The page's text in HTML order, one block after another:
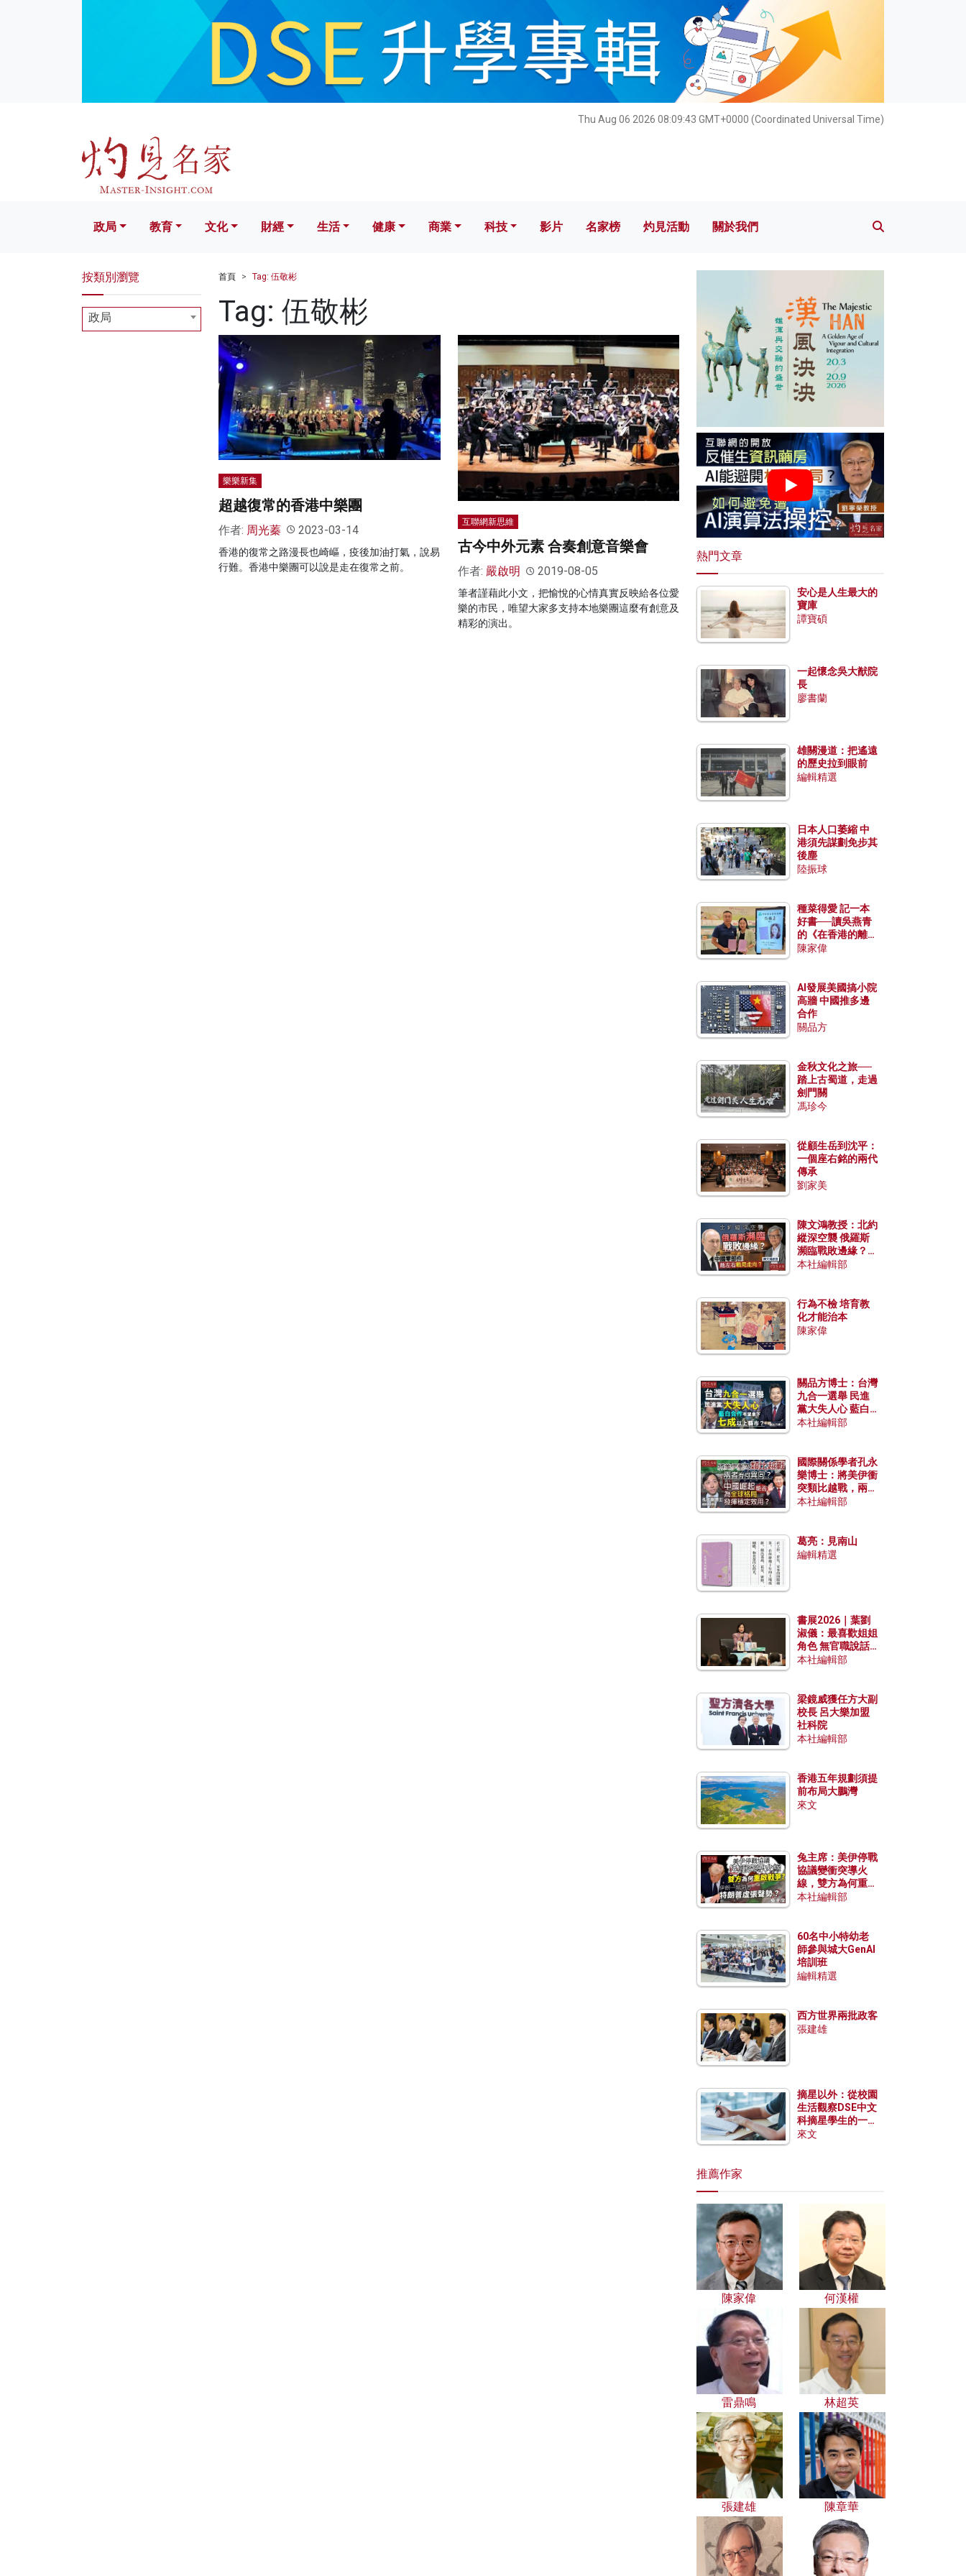
Thu Aug 06 2026 08:09:44 GMT+0000 (Coordinated Universal Time)
文化 財經 生活 健康 科技 影片 名家榜 灼見活動 關於我們
政局 教育 文化 財經 生活 健康 商業 科技 影片 名家榜 灼見活動 關於我們
首頁 Tag: 伍敬彬
Tag: 伍敬彬
樂樂新集
超越復常的香港中樂團
作者: 周光蓁 2023-03-14
香港的復常之路漫長也崎嶇，疫後加油打氣，說易
行難。香港中樂團可以說是走在復常之前。
互聯網新思維
古今中外元素 合奏創意音樂會
作者: 嚴啟明 2019-08-05
筆者謹藉此小文，把愉悅的心情真實反映給各位愛
樂的市民，唯望大家多支持本地樂團這麼有創意及
精彩的演出。
按類別瀏覽
政局
熱門文章
安心是人生最大的
寶庫
譚寶碩
一起懷念吳大猷院
長
廖書蘭
雄關漫道：把遙遠
的歷史拉到眼前
編輯精選
日本人口萎縮 中
港須先謀劃免步其
後塵
陸振球
種菜得愛 記一本
好書──讀吳燕青
的《在香港的離島
種菜》
陳家偉
AI發展美國搞小院
高牆 中國推多邊
合作
關品方
金秋文化之旅──
踏上古蜀道，走過
劍門關
馮珍今
從顧生岳到沈平：
一個座右銘的兩代
傳承
劉家美
陳文鴻教授：北約
縱深空襲 俄羅斯
瀕臨戰敗邊緣？中
國零部件能左右戰
本社編輯部
行為不檢 培育教
化才能治本
陳家偉
關品方博士：台灣
九合一選舉 民進
黨大失人心 藍白
合作有望拿下七成
本社編輯部
國際關係學者孔永
樂博士：將美伊衝
突類比越戰，兩者
有何異同？中國崛
本社編輯部
葛亮：見南山
編輯精選
書展2026｜葉劉
淑儀：最喜歡姐姐
角色 無官職說話
包袱少
本社編輯部
梁鏡威獲任方大副
校長 呂大樂加盟
社科院
本社編輯部
香港五年規劃須提
前布局大鵬灣
來文
兔主席：美伊停戰
協議變衝突導火
線，雙方為何重啟
戰爭？伊朗一早洞
本社編輯部
60名中小特幼老
師參與城大GenAI
培訓班
編輯精選
西方世界兩批政客
張建雄
摘星以外：從校園
生活觀察DSE中文
科摘星學生的一點
特質
來文
推薦作家
陳家偉 何漢權
雷鼎鳴 林超英
張建雄 陳章華